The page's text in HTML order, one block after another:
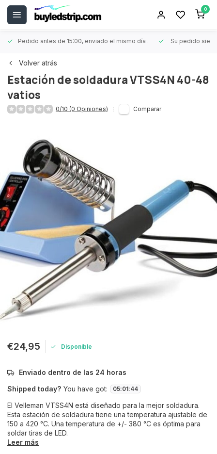
0
Pedido antes de 15:00, enviado el mismo día . Su pedido
Volver atrás
Estación de soldadura VTSS4N 40-48
vatios
0/10 (0 Opiniones) Comparar
€24,95 Disponible
Enviado dentro de las 24 horas
Shipped today? You have got: 05:01:44
El Velleman VTSS4N está diseñado para la mejor soldadura.
Esta estación de soldadura tiene una temperatura ajustable de
150 a 420 °C. Una temperatura de +/- 380 °C es óptima para
soldar tiras de LED.
Leer más